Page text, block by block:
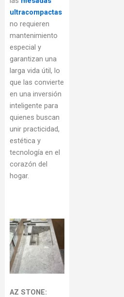
ultracompactas
no requieren
mantenimiento
especial y
garantizan una
larga vida útil, lo
que las convierte
en una inversión
inteligente para
quienes buscan
unir practicidad,
estética y
tecnología en el
corazón del
hogar.
AZ STONE: